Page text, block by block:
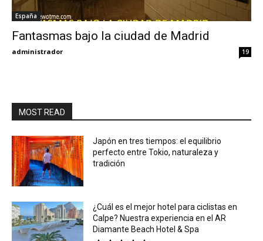
España
Fantasmas bajo la ciudad de Madrid
administrador 19
MOST READ
Japón en tres tiempos: el equilibrio
perfecto entre Tokio, naturaleza y
tradición
¿Cuál es el mejor hotel para ciclistas en
Calpe? Nuestra experiencia en el AR
Diamante Beach Hotel & Spa